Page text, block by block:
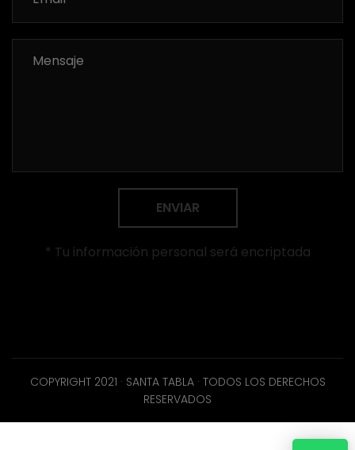
ENVIAR
* Tu información personal será encriptada
COPYRIGHT 2021 · SANTA TABLA · TODOS LOS DERECHOS
RESERVADOS